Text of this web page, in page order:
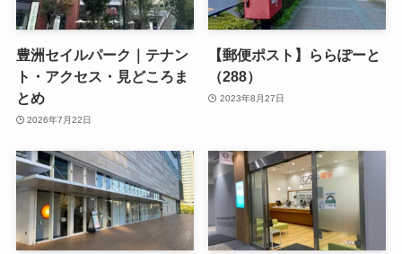
豊洲セイルパーク｜テナン
ト・アクセス・見どころま
とめ
2026年7月22日
【郵便ポスト】ららぽーと
（288）
2023年8月27日